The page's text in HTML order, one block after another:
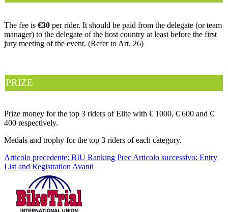
The fee is €30 per rider. It should be paid from the delegate (or team
manager) to the delegate of the host country at least before the first
jury meeting of the event. (Refer to Art. 26)
PRIZE
Prize money for the top 3 riders of Elite with € 1000, € 600 and €
400 respectively.
Medals and trophy for the top 3 riders of each category.
Articolo precedente: BIU Ranking Prec Articolo successivo: Entry
List and Registration Avanti